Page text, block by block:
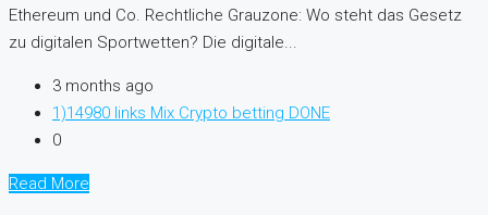
Ethereum und Co. Rechtliche Grauzone: Wo steht das Gesetz
zu digitalen Sportwetten? Die digitale...
3 months ago
1)14980 links Mix Crypto betting DONE
0
Read More